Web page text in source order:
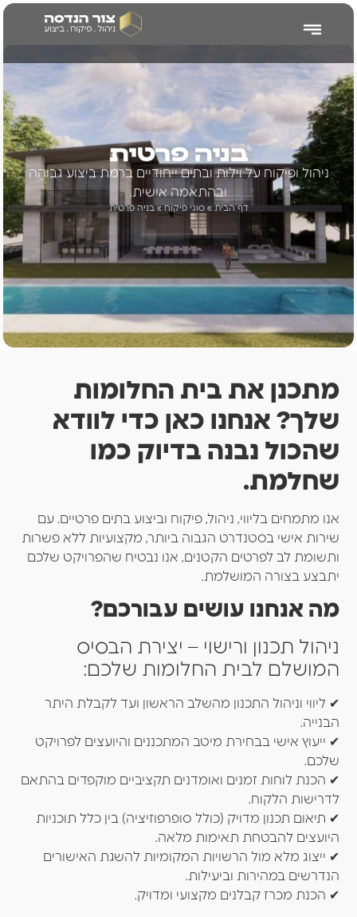
צור הנדסה
בניה פרטית
ניהול ופיקוח על וילות ובתים ייחודיים ברמת ביצוע גבוהה
ובהתאמה אישית.
דף הבית »סוגי פיקוח»בניה פרטית
מתכנן את בית החלומות
שלך? אנחנו כאן כדי לוודא
שהכול נבנה בדיוק כמו
שחלמת.
אנו מתמחים בליווי, ניהול, פיקוח וביצוע בתים פרטיים. עם
שירות אישי בסטנדרט הגבוה ביותר, מקצועיות ללא פשרות
ותשומת לב לפרטים הקטנים, אנו נבטיח שהפרויקט שלכם
יתבצע בצורה המושלמת.
מה אנחנו עושים עבורכם?
ניהול תכנון ורישוי – יצירת הבסיס
המושלם לבית החלומות שלכם:
✔ ליווי וניהול התכנון מהשלב הראשון ועד לקבלת היתר
הבנייה.
✔ ייעוץ אישי בבחירת מיטב המתכננים והיועצים לפרויקט
שלכם.
✔ הכנת לוחות זמנים ואומדנים תקציביים מוקפדים בהתאם
לדרישות הלקוח.
✔ תיאום תכנון מדויק (כולל סופרפוזיציה) בין כלל תוכניות
היועצים להבטחת תאימות מלאה.
✔ ייצוג מלא מול הרשויות המקומיות להשגת האישורים
הנדרשים במהירות וביעילות.
✔ הכנת מכרז קבלנים מקצועי ומדויק.